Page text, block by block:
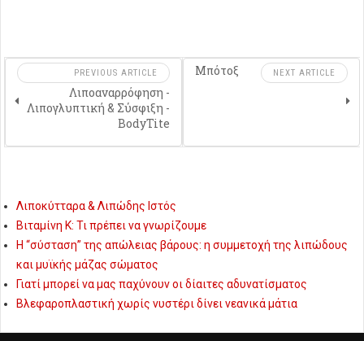
PREVIOUS ARTICLE
Λιποαναρρόφηση -
Λιπογλυπτική & Σύσφιξη -
BodyTite
NEXT ARTICLE
Μπότοξ
Λιποκύτταρα & Λιπώδης Ιστός
Βιταμίνη Κ: Τι πρέπει να γνωρίζουμε
Η “σύσταση” της απώλειας βάρους: η συμμετοχή της λιπώδους
και μυϊκής μάζας σώματος
Γιατί μπορεί να μας παχύνουν οι δίαιτες αδυνατίσματος
Βλεφαροπλαστική χωρίς νυστέρι δίνει νεανικά μάτια